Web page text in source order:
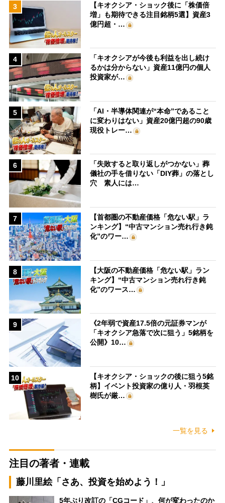
3
【キオクシア・ショック後に「株価倍
増」も期待できる注目銘柄5選】資産3
億円超・…
4
「キオクシアが今後も利益を出し続け
るかは分からない」資産11億円の個人
投資家が…
5
「AI・半導体関連が“本命”であること
に変わりはない」資産20億円超の90歳
現役トレー…
6
「失敗すると取り返しがつかない」葬
儀社の手を借りない「DIY葬」の落とし
穴 素人には…
7
【首都圏の不動産価格「危ない駅」ラ
ンキング】“中古マンション売れ行き鈍
化”のワー…
8
【大阪の不動産価格「危ない駅」ラン
キング】“中古マンション売れ行き鈍
化”のワース…
9
《2年弱で資産17.5倍の元証券マンが
「キオクシア急落で次に狙う」5銘柄を
公開》10…
10
【キオクシア・ショックの後に狙う5銘
柄】イベント投資家の億り人・羽根英
樹氏が厳…
一覧を見る
注目の著者・連載
藤川里絵「さあ、投資を始めよう！」
5年ぶり改訂の「CGコード」、何が変わったのか